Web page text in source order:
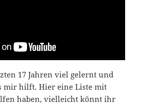
17 Jahren viel gelernt und
mir hilft. Hier eine Liste mit
haben, vielleicht könnt ihr